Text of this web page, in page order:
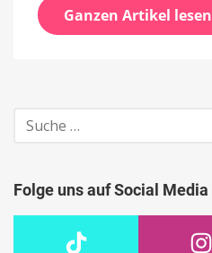
Ganzen Artikel lesen
Suche
nach:
Folge uns auf Social Media